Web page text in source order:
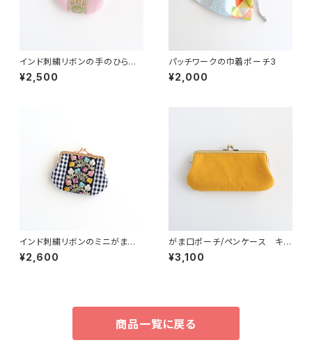
インド刺繍リボンの手のひらが
ま口ポーチ ピンク
¥2,500
パッチワークの巾着ポーチ3
¥2,000
インド刺繍リボンのミニがま口
チェック
¥2,600
がま口ポーチ/ペンケース キャ
ンバス イエロー
¥3,100
商品一覧に戻る